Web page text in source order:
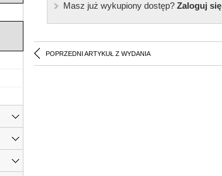
Masz już wykupiony dostęp?Zaloguj się
POPRZEDNI ARTYKUŁ Z WYDANIA